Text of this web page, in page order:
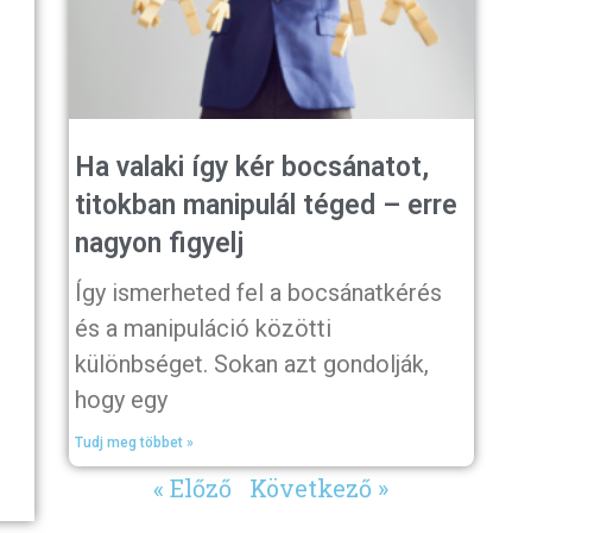
Ha valaki így kér bocsánatot,
titokban manipulál téged – erre
nagyon figyelj
Így ismerheted fel a bocsánatkérés
és a manipuláció közötti
különbséget. Sokan azt gondolják,
hogy egy
Tudj meg többet »
« Előző Következő »